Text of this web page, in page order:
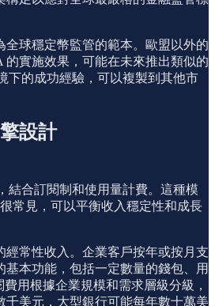
全球穩定幣監管的範本。歐盟以外的
的實施效果，可能在未來推出類似的
下的成功經驗，可以複製到其他市
設計
結合訂閱制和使用量計費。這種模
常見，可以平衡收入穩定性和成長
經常性收入。企業客戶按年或按月支
基本功能，包括一定數量的錢包、用
用根據企業規模和需求層級分級，
千美元，大型銀行可能每年數十萬美